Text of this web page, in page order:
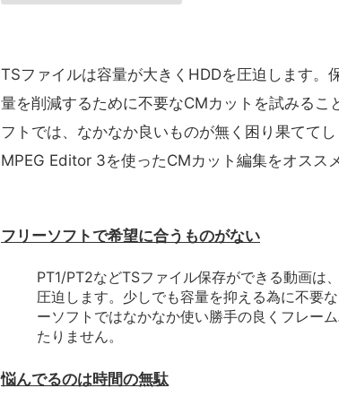
TSファイルは容量が大きくHDDを圧迫します。
量を削減するために不要なCMカットを試みるこ
フトでは、なかなか良いものが無く困り果てて
MPEG Editor 3を使ったCMカット編集をオスス
フリーソフトで希望に合うものがない
PT1/PT2などTSファイル保存ができる動画は
圧迫します。少しでも容量を抑える為に不要
ーソフトではなかなか使い勝手の良くフレー
たりません。
悩んでるのは時間の無駄